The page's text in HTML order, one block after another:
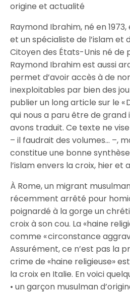
origine et actualité
Raymond Ibrahim, né en
et un spécialiste de l’islam et
Citoyen des États-Unis né de
Raymond Ibrahim est aussi
permet d’avoir accès à de
inexploitables par bien des
publier un long article sur le «
qui nous a paru être de
avons traduit. Ce texte ne
– il faudrait des volumes… –,
constitue une bonne
l’islam envers la croix, hier et
À Rome, un migrant
récemment arrêté pour
poignardé à la gorge un
croix à son cou. La «haine
comme « circonstance
Assurément, ce n’est pas la
crime de «haine religieuse»
la croix en Italie. En voici
• un garçon musulman